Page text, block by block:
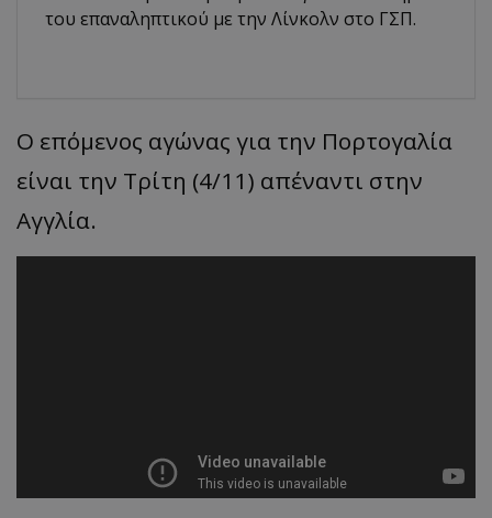
του επαναληπτικού με την Λίνκολν στο ΓΣΠ.
Ο επόμενος αγώνας για την Πορτογαλία
είναι την Τρίτη (4/11) απέναντι στην
Αγγλία.